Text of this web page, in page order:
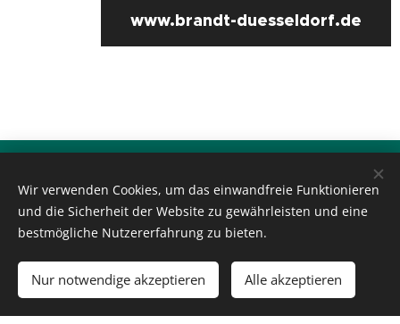
www.brandt-duesseldorf.de
Albert Einstein
Unterstützt vonWebnode Cookies
Wir verwenden Cookies, um das einwandfreie Funktionieren
und die Sicherheit der Website zu gewährleisten und eine
bestmögliche Nutzererfahrung zu bieten.
Nur notwendige akzeptieren Alle akzeptieren